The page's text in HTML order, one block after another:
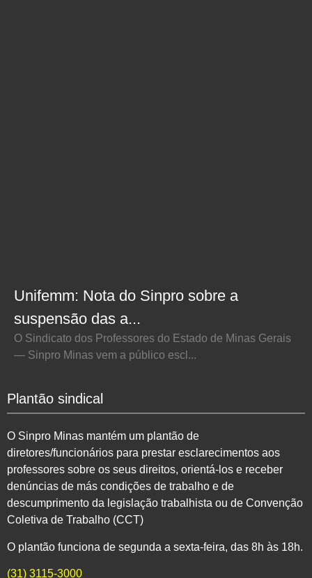
Unifemm: Nota do Sinpro sobre a
suspensão das a...
O Sindicato dos Professores do Estado de Minas Gerais
— Sinpro Minas vem a público escl...
Plantão sindical
O Sinpro Minas mantém um plantão de
diretores/funcionários para prestar esclarecimentos aos
professores sobre os seus direitos, orientá-los e receber
denúncias de más condições de trabalho e de
descumprimento da legislação trabalhista ou de Convenção
Coletiva de Trabalho (CCT)
O plantão funciona de segunda a sexta-feira, das 8h às 18h.
(31) 3115-3000